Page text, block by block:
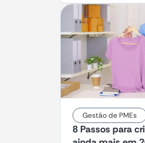
Gestão de PMEs
8 Passos para